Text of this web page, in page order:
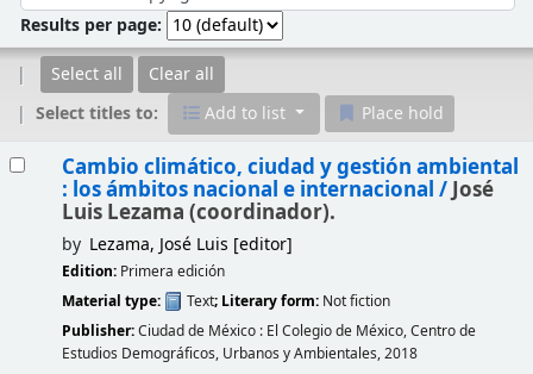
Results per page:
Select all
Clear all
Select titles to:
Add to list Place hold
Cambio climático, ciudad y gestión ambiental
: los ámbitos nacional e internacional /José
Luis Lezama (coordinador).
by Lezama, José Luis [editor]
Edition: Primera edición
Material type:
Text; Literary form: Not fiction
Publisher:Ciudad de México : El Colegio de México, Centro de
Estudios Demográficos, Urbanos y Ambientales,2018